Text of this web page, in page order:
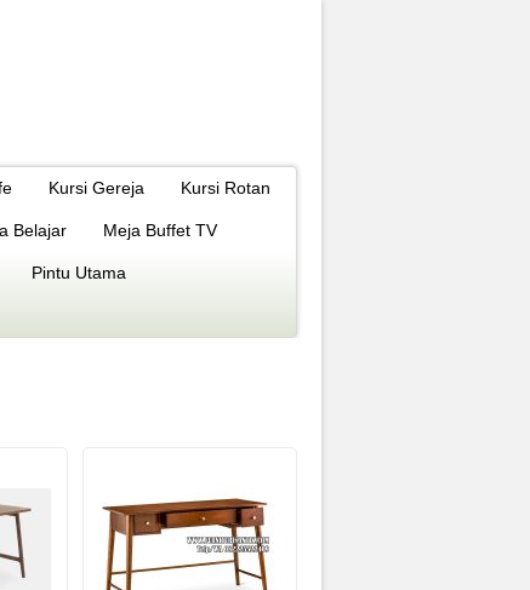
Kursi Gereja Kursi Rotan
Belajar Meja Buffet TV
Pintu Utama